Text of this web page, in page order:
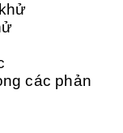
các phản